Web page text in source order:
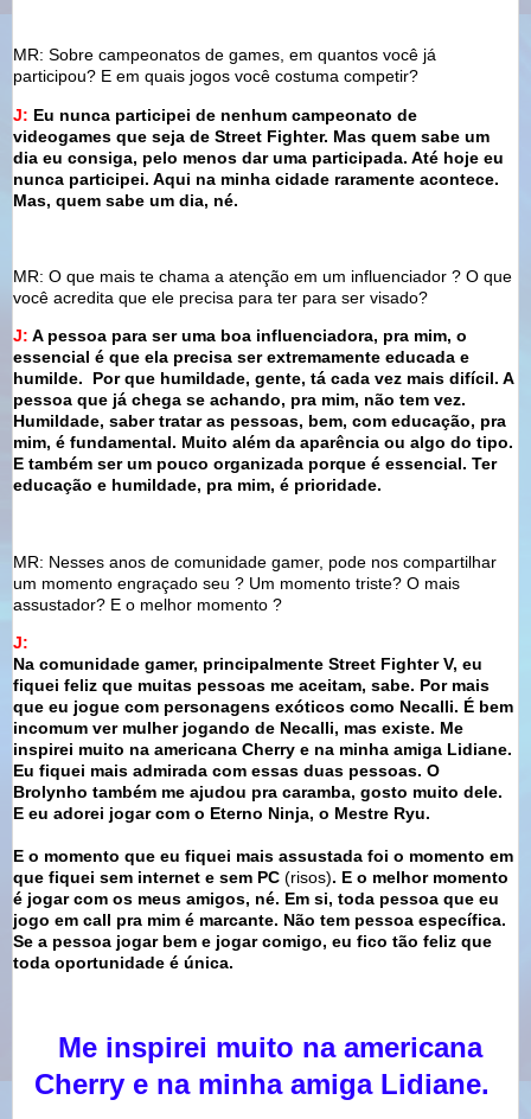
MR: Sobre campeonatos de games, em quantos você já
participou? E em quais jogos você costuma competir?
J: Eu nunca participei de nenhum campeonato de
videogames que seja de Street Fighter. Mas quem sabe um
dia eu consiga, pelo menos dar uma participada. Até hoje eu
nunca participei. Aqui na minha cidade raramente acontece.
Mas, quem sabe um dia, né.
MR: O que mais te chama a atenção em um influenciador ? O que
você acredita que ele precisa para ter para ser visado?
J: A pessoa para ser uma boa influenciadora, pra mim, o
essencial é que ela precisa ser extremamente educada e
humilde. Por que humildade, gente, tá cada vez mais difícil. A
pessoa que já chega se achando, pra mim, não tem vez.
Humildade, saber tratar as pessoas, bem, com educação, pra
mim, é fundamental. Muito além da aparência ou algo do tipo.
E também ser um pouco organizada porque é essencial. Ter
educação e humildade, pra mim, é prioridade.
MR: Nesses anos de comunidade gamer, pode nos compartilhar
um momento engraçado seu ? Um momento triste? O mais
assustador? E o melhor momento ?
J:
Na comunidade gamer, principalmente Street Fighter V, eu
fiquei feliz que muitas pessoas me aceitam, sabe. Por mais
que eu jogue com personagens exóticos como Necalli. É bem
incomum ver mulher jogando de Necalli, mas existe. Me
inspirei muito na americana Cherry e na minha amiga Lidiane.
Eu fiquei mais admirada com essas duas pessoas. O
Brolynho também me ajudou pra caramba, gosto muito dele.
E eu adorei jogar com o Eterno Ninja, o Mestre Ryu.
E o momento que eu fiquei mais assustada foi o momento em
que fiquei sem internet e sem PC (risos). E o melhor momento
é jogar com os meus amigos, né. Em si, toda pessoa que eu
jogo em call pra mim é marcante. Não tem pessoa específica.
Se a pessoa jogar bem e jogar comigo, eu fico tão feliz que
toda oportunidade é única.
Me inspirei muito na americana
Cherry e na minha amiga Lidiane.